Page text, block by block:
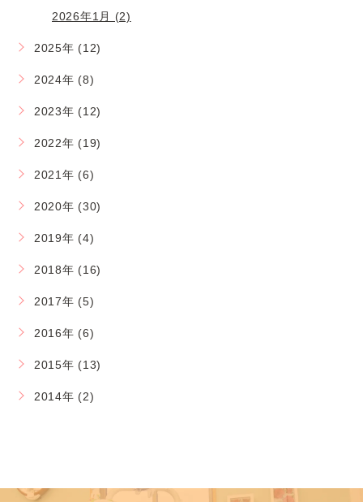
2026年1月 (2)
2025年 (12)
2024年 (8)
2023年 (12)
2022年 (19)
2021年 (6)
2020年 (30)
2019年 (4)
2018年 (16)
2017年 (5)
2016年 (6)
2015年 (13)
2014年 (2)